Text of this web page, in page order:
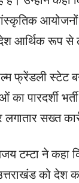
आयोजनों
आर्थिक रूप से
फ्रेंडली स्टेट
पारदर्शी भर्ती
सख्त
टम्टा ने
को देश